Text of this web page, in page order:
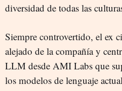
diversidad de todas las
Siempre controvertido, el ex
alejado de la compañía y
LLM desde AMI Labs que
los modelos de lenguaje